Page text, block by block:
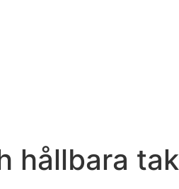
hållbara tak